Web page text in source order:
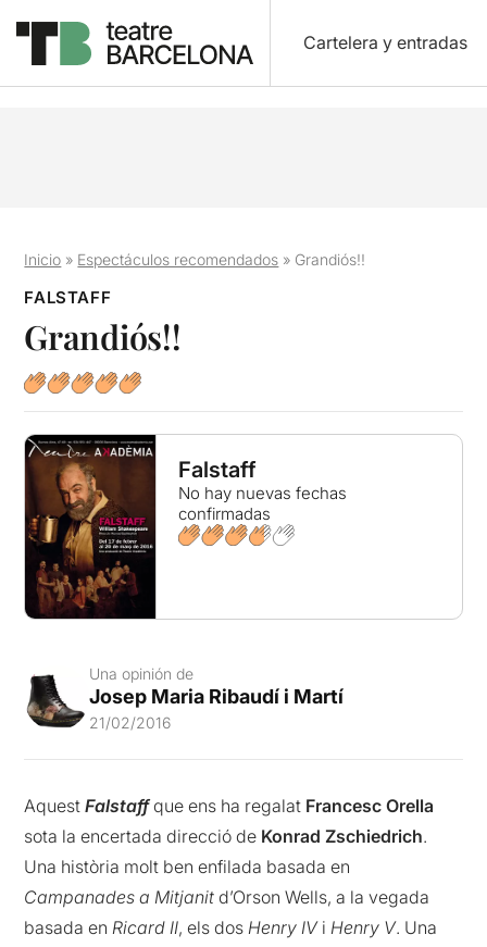
Cartelera y entradas
Inicio » Espectáculos recomendados » Grandiós!!
FALSTAFF
Grandiós!!
Falstaff
No hay nuevas fechas
confirmadas
Una opinión de
Josep Maria Ribaudí i Martí
21/02/2016
AquestFalstaffque ens ha regalat Francesc Orella
sota la encertada direcció de Konrad Zschiedrich.
Una història molt ben enfilada basada en
Campanades a Mitjanit d’Orson Wells, a la vegada
basada en Ricard II, els dos Henry IVi Henry V. Una